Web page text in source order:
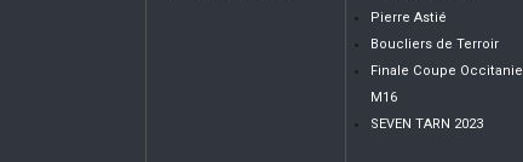
Pierre Astié
Boucliers de Terroir
Finale Coupe Occitanie
M16
SEVEN TARN 2023